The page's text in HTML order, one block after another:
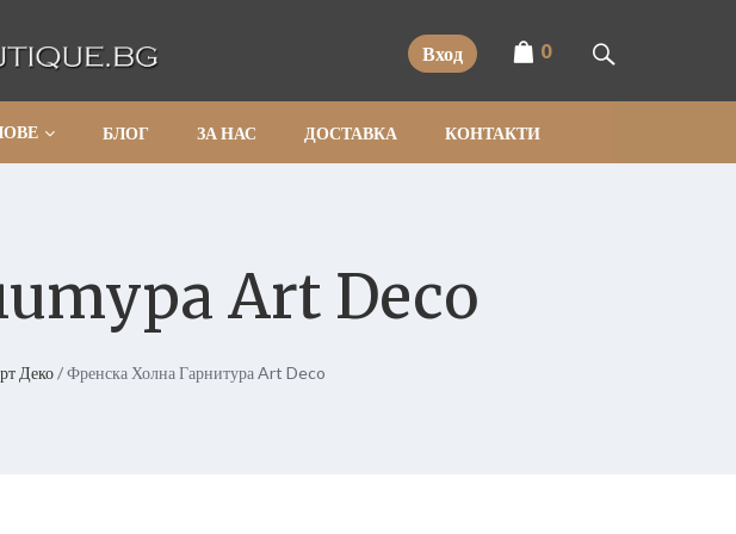
Вход 0
БЛОГ ЗА НАС ДОСТАВКА КОНТАКТИ
Art Deco
Деко/ Френска Холна Гарнитура Art Deco